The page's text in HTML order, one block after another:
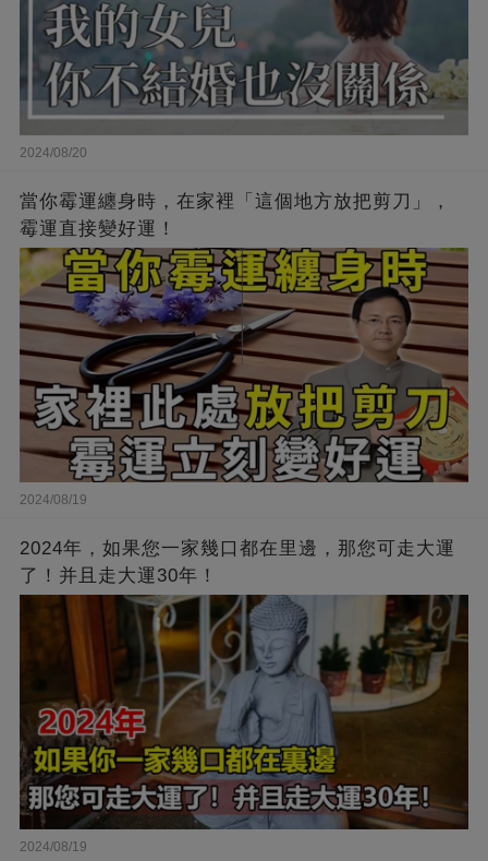
2024/08/20
當你霉運纏身時，在家裡「這個地方放把剪刀」，
霉運直接變好運！
2024/08/19
2024年，如果您一家幾口都在里邊，那您可走大運
了！并且走大運30年！
2024/08/19